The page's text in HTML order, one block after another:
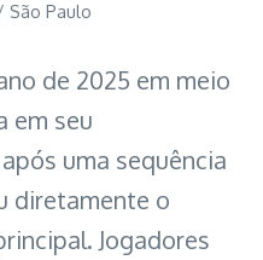
São Paulo
de 2025 em meio
em seu
uma sequência
diretamente o
Jogadores